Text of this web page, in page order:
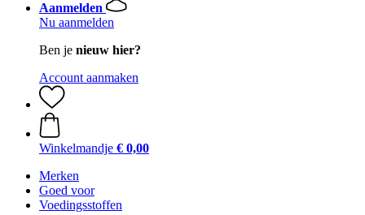
Aanmelden
Nu aanmelden
Ben je nieuw hier?
Account aanmaken
Winkelmandje € 0,00
Merken
Goed voor
Voedingsstoffen